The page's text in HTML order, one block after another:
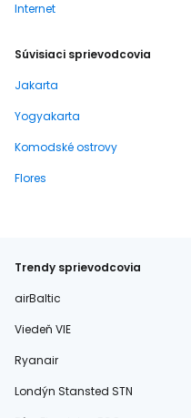
Internet
Súvisiaci sprievodcovia
Jakarta
Yogyakarta
Komodské ostrovy
Flores
Trendy sprievodcovia
airBaltic
Viedeň VIE
Ryanair
Londýn Stansted STN